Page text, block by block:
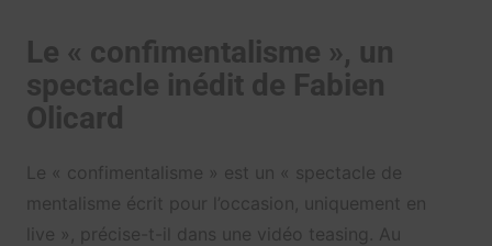
Le « confimentalisme », un
spectacle inédit de Fabien
Olicard
Le « confimentalisme » est un « spectacle de
mentalisme écrit pour l’occasion, uniquement en
live », précise-t-il dans une vidéo teasing. Au